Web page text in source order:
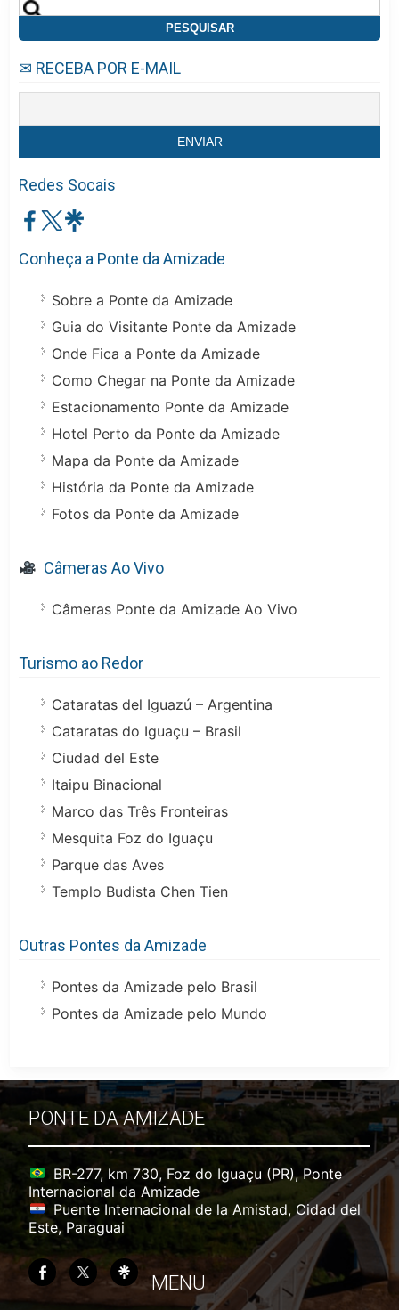
por:
✉ RECEBA POR E-MAIL
Redes Socais
Conheça a Ponte da Amizade
Sobre a Ponte da Amizade
Guia do Visitante Ponte da Amizade
Onde Fica a Ponte da Amizade
Como Chegar na Ponte da Amizade
Estacionamento Ponte da Amizade
Hotel Perto da Ponte da Amizade
Mapa da Ponte da Amizade
História da Ponte da Amizade
Fotos da Ponte da Amizade
Câmeras Ao Vivo
Câmeras Ponte da Amizade Ao Vivo
Turismo ao Redor
Cataratas del Iguazú – Argentina
Cataratas do Iguaçu – Brasil
Ciudad del Este
Itaipu Binacional
Marco das Três Fronteiras
Mesquita Foz do Iguaçu
Parque das Aves
Templo Budista Chen Tien
Outras Pontes da Amizade
Pontes da Amizade pelo Brasil
Pontes da Amizade pelo Mundo
PONTE DA AMIZADE
BR-277, km 730, Foz do Iguaçu (PR), Ponte
Internacional da Amizade
Puente Internacional de la Amistad, Cidad del
Este, Paraguai
MENU